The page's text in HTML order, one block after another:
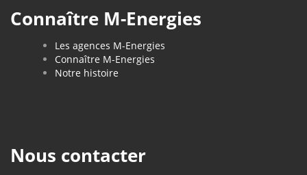
Connaître M-Energies
Les agences M-Energies
Connaître M-Energies
Notre histoire
Nous contacter